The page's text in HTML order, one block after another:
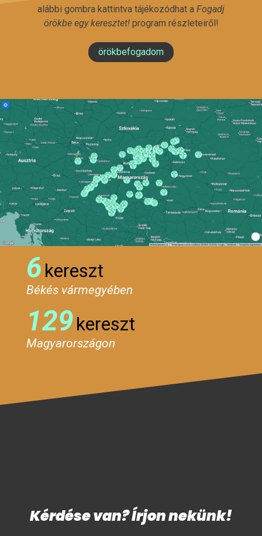
alábbi gombra kattintva tájékozódhat a Fogadj
örökbe egy keresztet!program részleteiről!
örökbefogadom
6 kereszt
Békés vármegyében
129kereszt
Magyarországon
Kérdése van? Írjon nekünk!